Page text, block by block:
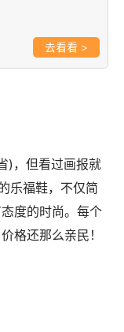
>
)，但看过画报就
乐福鞋，不仅简
度的时尚。每个
格还那么亲民！